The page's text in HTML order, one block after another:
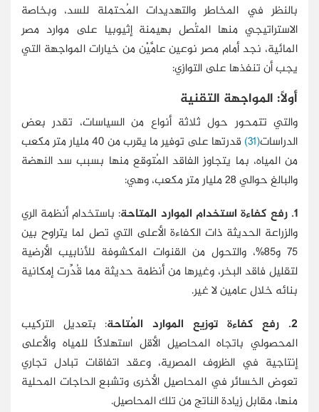
بالنظر في المخاطر والتهديدات المُحتملة للسد، وبخاصة
الاستراتيجي منها المتُصل بهيمنة إثيوبيا على موارد مصر
المائية، نجد أمام مصر نوعين عامَّيْن من خيارات المواجهة التي
يجب أن تنفذها على التوازي:
أولًا: المواجهة التقنية
والتي تتمحور حول ثلاثة أنواع من السياسات، تقدر بعض
الدراسات(31)
قدرتها على توفير ما يقرب من 40 مليار متر مكعب
من المياه، بما يتجاوز الفاقد المُتوقع منها بسبب سد النهضة
والبالغ حوالي 28 مليار متر مكعب، وهي:
1. رفع كفاءة استخدام الموارد المتاحة
: باستخدام أنظمة الري
والزراعة الحديثة ذات الكفاءة الأعلى التي تصل لما يتراوح بين
75 و85%، والتحول من القنوات المكشوفة للأنابيب الأرضية
لتقليل فاقد البخر، وغيرها من أنظمة حديثة مما قُدِّرت إمكانية
بنائه خلال عامين لا غير.
2. رفع كفاءة توزيع الموارد المُتاحة
: بتعديل التركيب
المحصولي باتجاه المحاصيل الأقل استهلاكًا للمياه والأعلى
إنتاجية في الظروف المصرية، وعقد اتفاقات تبادل تجاري
تعوض الخسائر في المحاصيل الأخرى وتشبع الحاجات المحلية
منها، مقابل زيادة الناتج من تلك المحاصيل.